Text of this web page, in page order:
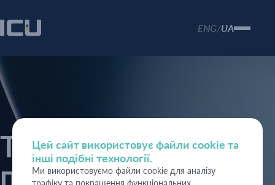
ENG/UA
Торгівля цінними
паперами
Цей сайт використовує файли cookie та
інші подібні технології.
Ми використовуємо файли cookie для аналізу
трафіку та покращення функціональних